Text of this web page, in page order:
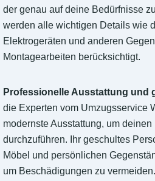
der genau auf deine Bedürfnisse
werden alle wichtigen Details wie
Elektrogeräten und anderen
Montagearbeiten berücksichtigt.
Professionelle Ausstattung und
die Experten vom Umzugsservice
modernste Ausstattung, um
durchzuführen. Ihr geschultes
Möbel und persönlichen
um Beschädigungen zu vermeiden.